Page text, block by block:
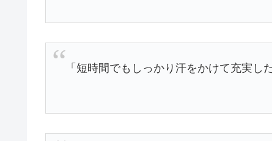
「短時間でもしっかり汗をかけて充実